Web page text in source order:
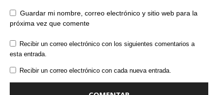
Guardar mi nombre, correo electrónico y sitio web para la
próxima vez que comente
Recibir un correo electrónico con los siguientes comentarios a
esta entrada.
Recibir un correo electrónico con cada nueva entrada.